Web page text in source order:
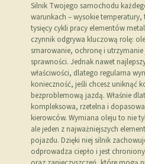
Silnik Twojego samochodu
warunkach – wysokie
tysięcy cykli pracy elementów
czynnik odgrywa kluczową rolę:
smarowanie, ochronę i utrzymanie
sprawności. Jednak nawet
właściwości, dlatego regularna
konieczność, jeśli chcesz uniknąć
bezproblemową jazdą. Właśnie
kompleksowa, rzetelna i
kierowców. Wymiana oleju to nie
ale jeden z najważniejszych
pojazdu. Dzięki niej silnik
odprowadza ciepło i jest